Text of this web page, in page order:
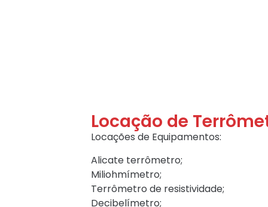
Locação de
Locações de Equipamentos:
Alicate terrômetro;
Miliohmímetro;
Terrômetro de resistividade;
Decibelímetro;